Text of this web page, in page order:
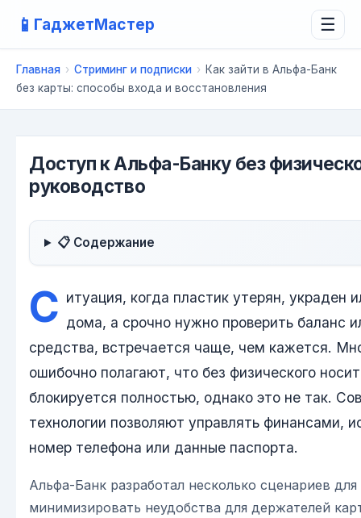
📱 ГаджетМастер ☰
Главная › Стриминг и подписки › Как зайти в Альфа-Банк
без карты: способы входа и восстановления
Доступ к Альфа-Банку без
руководство
📋 Содержание
С итуация, когда пластик утерян, украден
дома, а срочно нужно проверить баланс
средства, встречается чаще, чем кажется.
ошибочно полагают, что без физического
блокируется полностью, однако это не так.
технологии позволяют управлять финансами,
номер телефона или данные паспорта.
Альфа-Банк разработал несколько сценариев
минимизировать неудобства для держателей